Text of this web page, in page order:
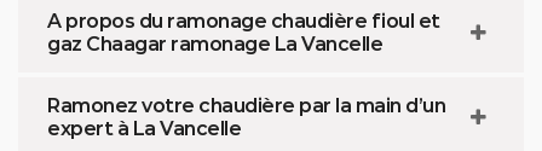
A propos du ramonage chaudière fioul et
gaz Chaagar ramonage La Vancelle
Ramonez votre chaudière par la main d’un
expert à La Vancelle